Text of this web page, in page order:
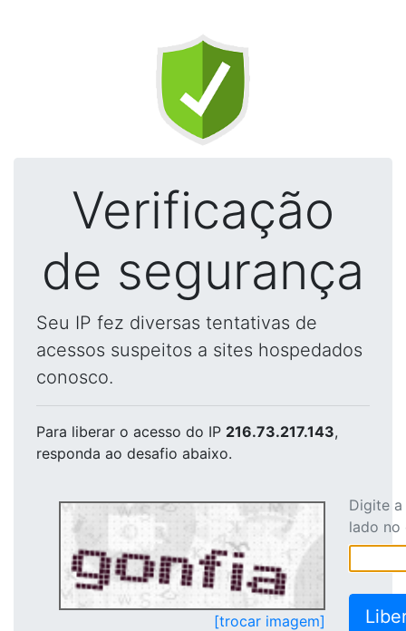
Verificação
de segurança
Seu IP fez diversas tentativas de
acessos suspeitos a sites hospedados
conosco.
Para liberar o acesso do IP 216.73.217.143,
responda ao desafio abaixo.
[trocar imagem]
Digite
lado no